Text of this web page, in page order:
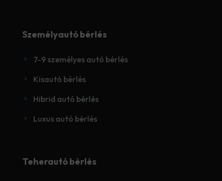
Személyautó bérlés
E 7-9 személyes autó bérlés
E Kisautó bérlés
E Hibrid autó bérlés
E Luxus autó bérlés
Teherautó bérlés